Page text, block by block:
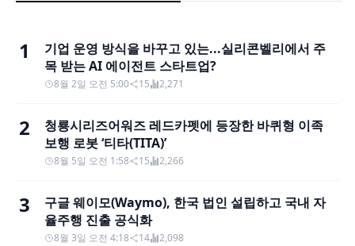
1
기업 운영 방식을 바꾸고 있는...실리콘벨리에서 주
목 받는 AI 에이전트 스타트업?
8월 2일 오전 5:00 15 2,271
2
청룡시리즈어워즈 레드카펫에 등장한 바퀴형 이족
보행 로봇 ‘티타(TITA)’
8월 5일 오전 1:58 15 2,266
3
구글 웨이모(Waymo), 한국 법인 설립하고 국내 자
율주행 진출 공식화
8월 3일 오전 4:18 14 2,098